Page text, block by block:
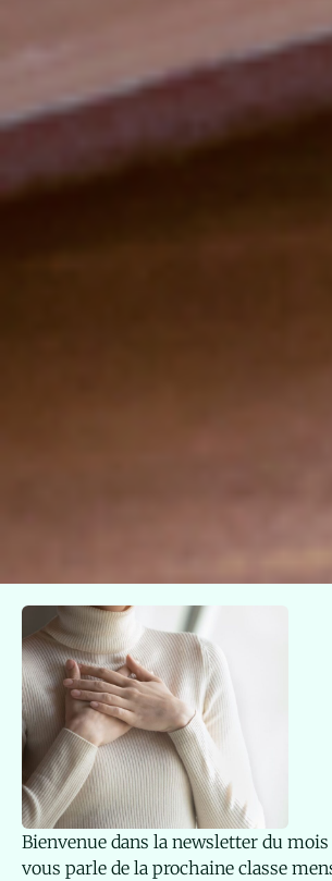
Bienvenue dans la newsletter du
vous parle de la prochaine classe